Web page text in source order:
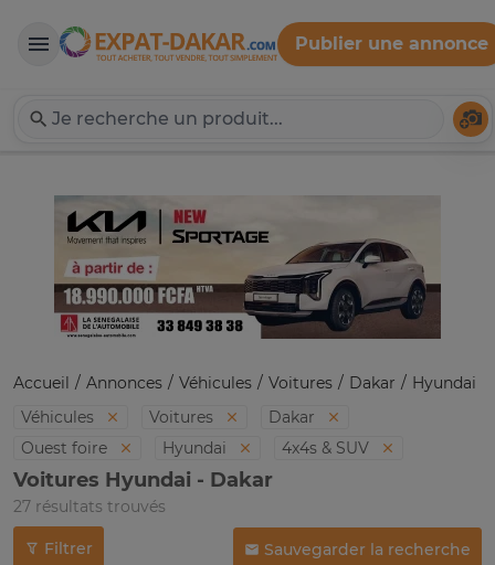
Expat-Dakar
Publier une annonce
Accueil Annonces Véhicules Voitures Dakar
Hyundai
Véhicules
Voitures
Dakar
Ouest foire
Hyundai 4x4s & SUV
Voitures Hyundai - Dakar
27 résultats trouvés
Filtrer Sauvegarder la recherche